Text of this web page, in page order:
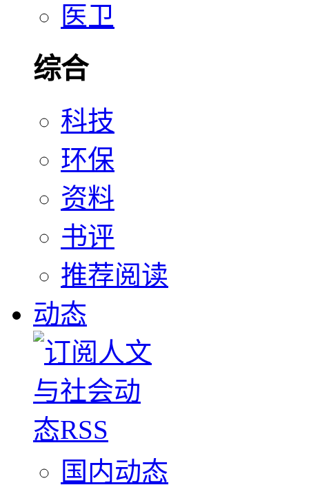
医卫
综合
科技
环保
资料
书评
推荐阅读
动态
国内动态